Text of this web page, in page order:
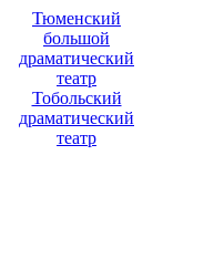
Тюменский
большой
драматический
театр
Тобольский
драматический
театр